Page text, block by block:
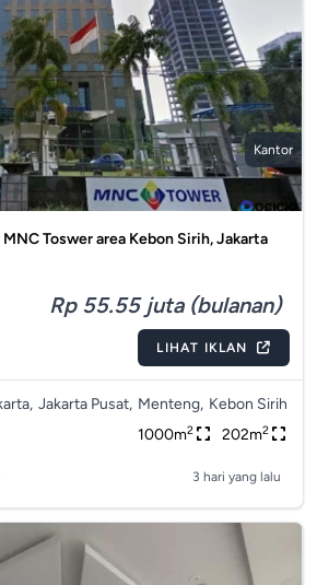
Kantor
Toswer area Kebon Sirih, Jakarta
Rp 55.55 juta (bulanan)
LIHAT IKLAN
Jakarta Pusat, Menteng, Kebon Sirih
1000m2 202m2
3 hari yang lalu